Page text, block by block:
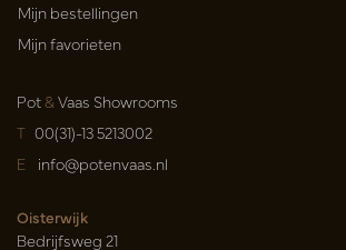
Mijn bestellingen
Mijn favorieten
Pot&Vaas Showrooms
T 00(31)-13 5213002
E info@potenvaas.nl
Oisterwijk
Bedrijfsweg 21